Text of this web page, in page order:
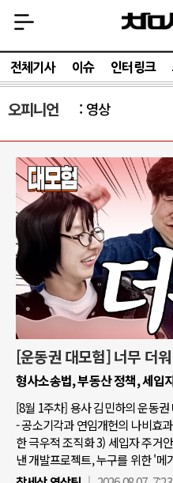
전체기사 이슈 인터링크
오피니언 영상
[운동권 대모험] 너무 더
형사소송법, 부동산 정책, 세입
[8월 1주차] 용사 김민하의 운동
- 공소기각과 연임개헌의 나비효
한 극우적 조직화 3) 세입자 주거
낸 개발프로젝트, 누구를 위한 '메